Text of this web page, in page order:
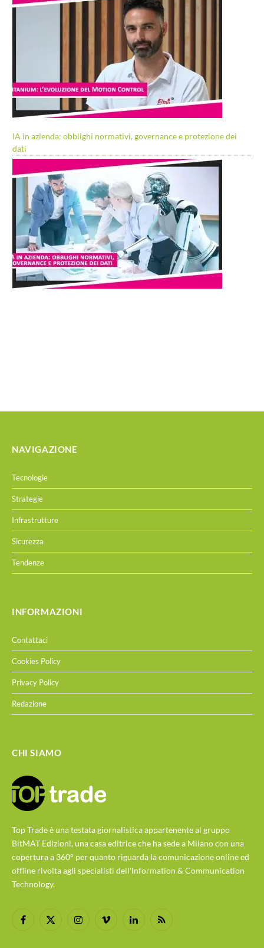
IA in azienda: obblighi normativi, governance e protezione dei
dati
NAVIGAZIONE
Tecnologie
Strategie
Infrastrutture
Sicurezza
Tendenze
INFORMAZIONI
Contattaci
Cookies Policy
Privacy Policy
Redazione
CHI SIAMO
Top Trade è una testata giornalistica appartenente al gruppo
BitMAT Edizioni, una casa editrice che ha sede a Milano con una
copertura a 360° per quanto riguarda la comunicazione online ed
offline rivolta agli specialisti dell'lnformation & Communication
Technology.
Facebook
X
InstagramVimeo LinkedInRSS